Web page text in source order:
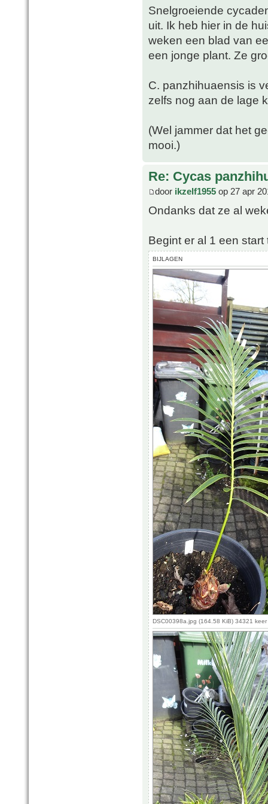
Snelgroeiende
uit. Ik heb hier in de
weken een blad van
een jonge plant. Ze
C. panzhihuaensis is
zelfs nog aan de lage
(Wel jammer dat het
mooi.)
Re: Cycas
door ikzelf1955 op 27 apr
Ondanks dat ze al
Begint er al 1 een
BIJLAGEN
DSC00398a.jpg (164.58 KiB) 34321